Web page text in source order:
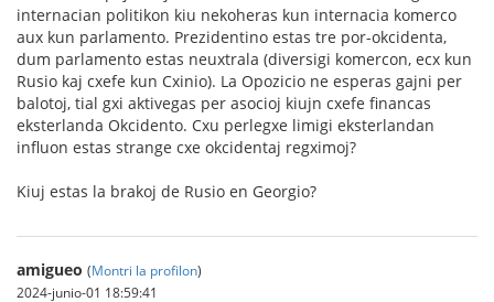
internacian politikon kiu nekoheras kun internacia komerco
aux kun parlamento. Prezidentino estas tre por-okcidenta,
dum parlamento estas neuxtrala (diversigi komercon, ecx kun
Rusio kaj cxefe kun Cxinio). La Opozicio ne esperas gajni per
balotoj, tial gxi aktivegas per asocioj kiujn cxefe financas
eksterlanda Okcidento. Cxu perlegxe limigi eksterlandan
influon estas strange cxe okcidentaj regximoj?
Kiuj estas la brakoj de Rusio en Georgio?
amigueo (Montri la profilon)
2024-junio-01 18:59:41